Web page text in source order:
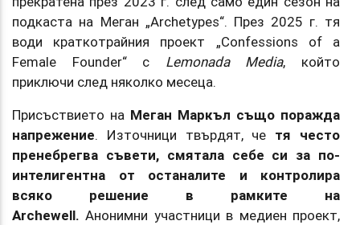
подкаста на Меган „Archetypes“. През 2025 г. тя
води краткотрайния проект „Confessions of a
Female Founder“ с Lemonada Media, който
приключи след няколко месеца.
Присъствието на Меган Маркъл също поражда
напрежение. Източници твърдят, че тя често
пренебрегва съвети, смятала себе си за по-
интелигентна от останалите и контролира
всяко решение в рамките на
Archewell. Анонимни участници в медиен проект,